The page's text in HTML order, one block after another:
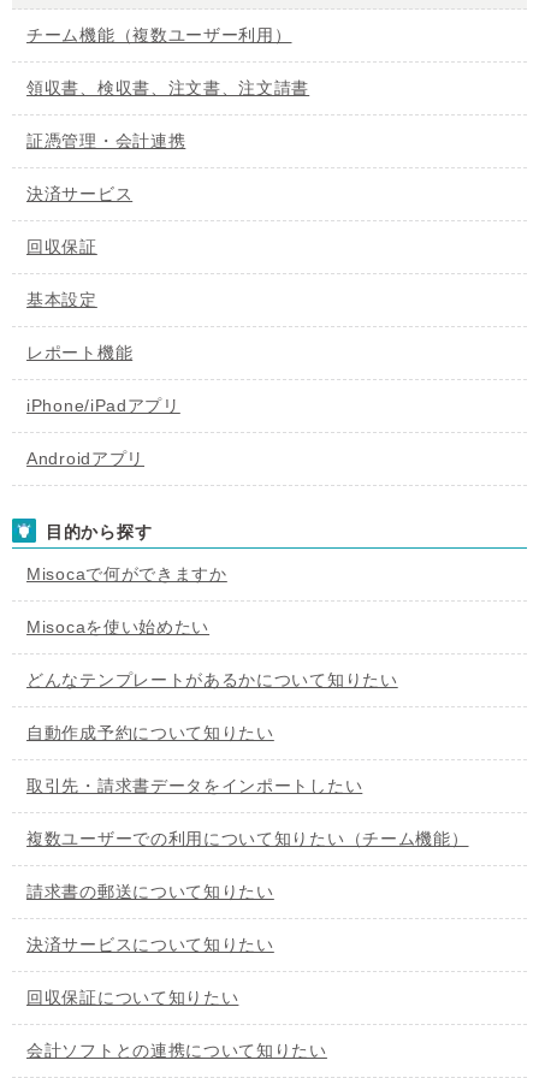
チーム機能（複数ユーザー利用）
領収書、検収書、注文書、注文請書
証憑管理・会計連携
決済サービス
回収保証
基本設定
レポート機能
iPhone/iPadアプリ
Androidアプリ
目的から探す
Misocaで何ができますか
Misocaを使い始めたい
どんなテンプレートがあるかについて知りたい
自動作成予約について知りたい
取引先・請求書データをインポートしたい
複数ユーザーでの利用について知りたい（チーム機能）
請求書の郵送について知りたい
決済サービスについて知りたい
回収保証について知りたい
会計ソフトとの連携について知りたい